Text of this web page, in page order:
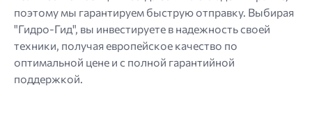
поэтому мы гарантируем быструю отправку. Выбирая
"Гидро-Гид", вы инвестируете в надежность своей
техники, получая европейское качество по
оптимальной цене и с полной гарантийной
поддержкой.